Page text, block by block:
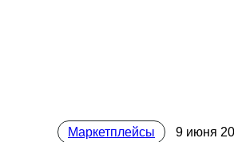
Маркетплейсы
9 июня